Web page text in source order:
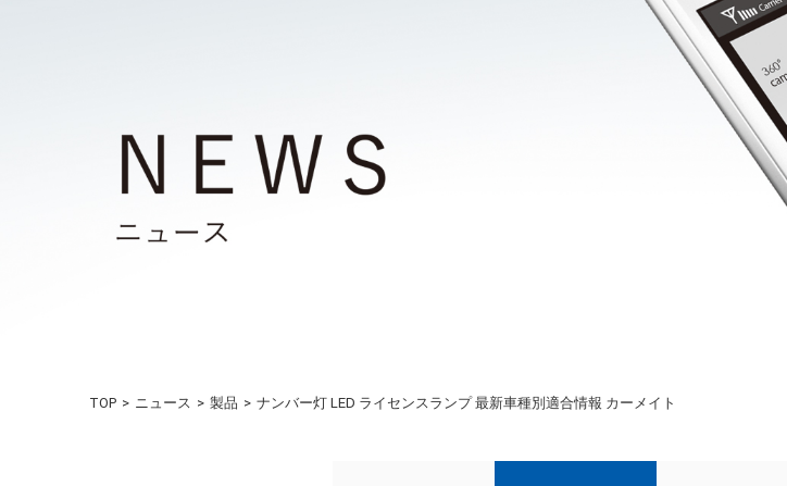
TOP ニュース 製品 ナンバー灯 LED ライセンスランプ 最新車種別適合情報 カーメイト